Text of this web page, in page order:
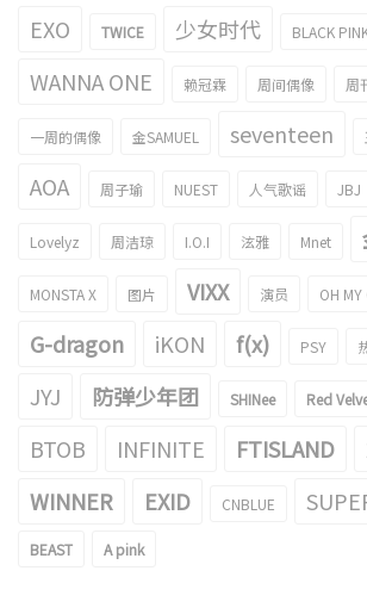
EXO TWICE 少女时代 BLACK
WANNA ONE 赖冠霖 周间偶像 周
一周的偶像 金SAMUEL seventeen
AOA 周子瑜 NUEST 人气歌谣 JBJ
Lovelyz 周洁琼 I.O.I 泫雅 Mnet
MONSTA X 图片 VIXX 演员 OH MY
G-dragon iKON f(x) PSY
JYJ 防弹少年团 SHINee Red
BTOB INFINITE FTISLAND
WINNER
EXID CNBLUE
BEAST A pink